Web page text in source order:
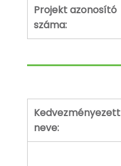
Projekt azonosító
száma:
Kedvezményezett
neve: